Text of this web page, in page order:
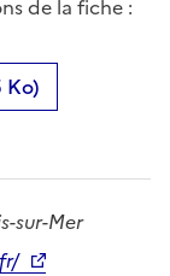
de la fiche :
Ko)
sur-Mer